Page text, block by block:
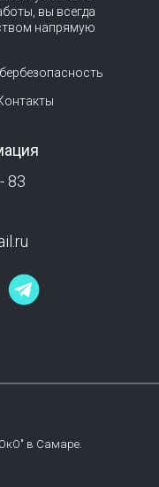
83
вы всегда
напрямую
в Самаре.